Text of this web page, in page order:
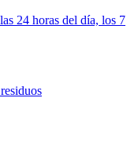
24 horas del día, los 7